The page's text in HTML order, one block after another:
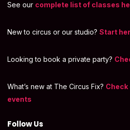
See our complete list of classes
New to circus or our studio? Start
Looking to book a private party?
What’s new at The Circus Fix? Check
events
Follow Us